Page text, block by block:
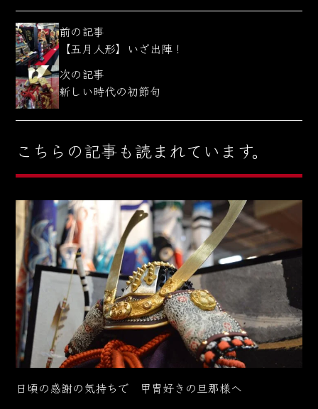
前の記事
【五月人形】いざ出陣！
次の記事
新しい時代の初節句
こちらの記事も読まれています。
日頃の感謝の気持ちで 甲冑好きの旦那様へ